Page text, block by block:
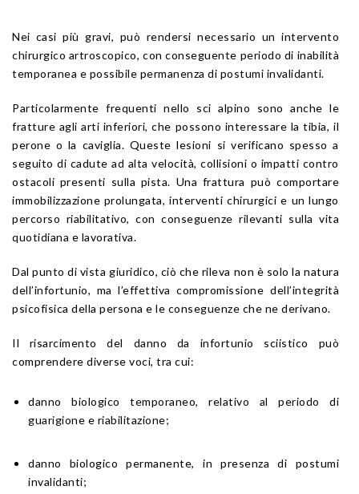
Nei casi più gravi, può rendersi necessario un intervento
chirurgico artroscopico, con conseguente periodo di inabilità
temporanea e possibile permanenza di postumi invalidanti.
Particolarmente frequenti nello sci alpino sono anche le
fratture agli arti inferiori, che possono interessare la tibia, il
perone o la caviglia. Queste lesioni si verificano spesso a
seguito di cadute ad alta velocità, collisioni o impatti contro
ostacoli presenti sulla pista. Una frattura può comportare
immobilizzazione prolungata, interventi chirurgici e un lungo
percorso riabilitativo, con conseguenze rilevanti sulla vita
quotidiana e lavorativa.
Dal punto di vista giuridico, ciò che rileva non è solo la natura
dell’infortunio, ma l’effettiva compromissione dell’integrità
psicofisica della persona e le conseguenze che ne derivano.
Il risarcimento del danno da infortunio sciistico può
comprendere diverse voci, tra cui:
danno biologico temporaneo, relativo al periodo di
guarigione e riabilitazione;
danno biologico permanente, in presenza di postumi
invalidanti;